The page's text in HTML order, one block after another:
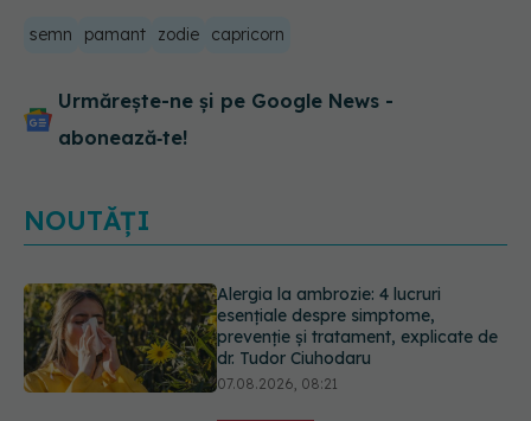
semn pamant zodie capricorn
Urmărește-ne și pe Google News -
abonează‑te!
NOUTĂȚI
EXCLUSIV Brahiterapie vs
radioterapie externă în cancerul
ginecologic. Dr. Sorin Bogdan
(SANADOR) explică diferența și
cum acționează tratamentul